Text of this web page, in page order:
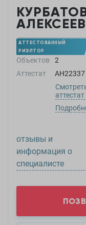
АТТЕСТОВАННЫЙ
РИЭЛТОР
Объектов
2
Аттестат
АН22337
аттестат
отзывы и
информация о
специалисте